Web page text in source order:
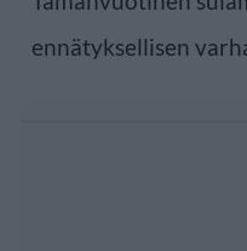
ennätyksellisen